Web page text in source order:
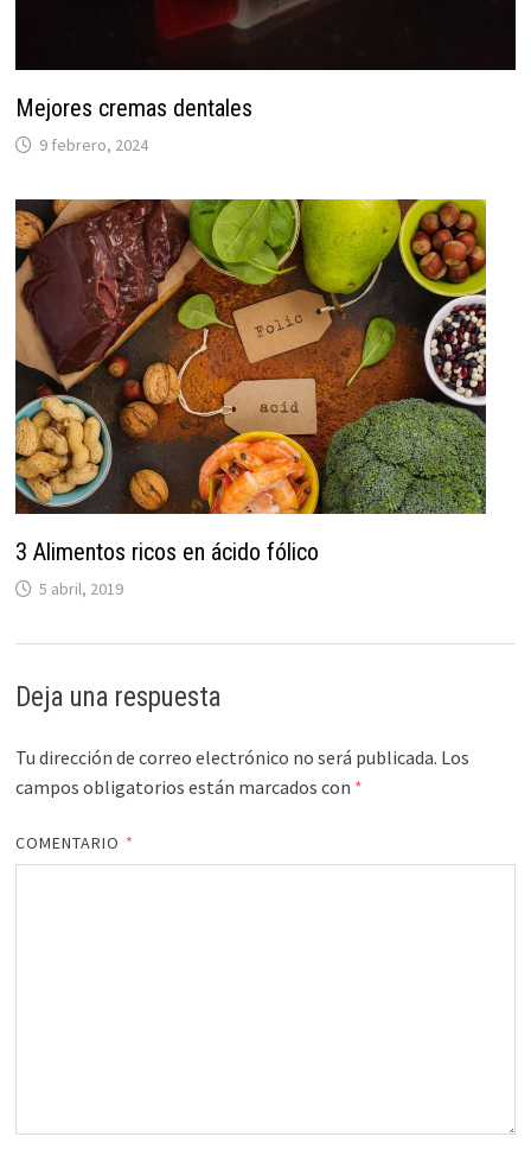
Mejores cremas dentales
9 febrero, 2024
3 Alimentos ricos en ácido fólico
5 abril, 2019
Deja una respuesta
Tu dirección de correo electrónico no será publicada. Los
campos obligatorios están marcados con *
COMENTARIO *